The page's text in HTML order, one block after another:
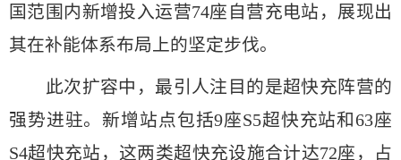
国范围内新增投入运营74座自营充电站，展现出
其在补能体系布局上的坚定步伐。
此次扩容中，最引人注目的是超快充阵营的
强势进驻。新增站点包括9座S5超快充站和63座
S4超快充站，这两类超快充设施合计达72座，占